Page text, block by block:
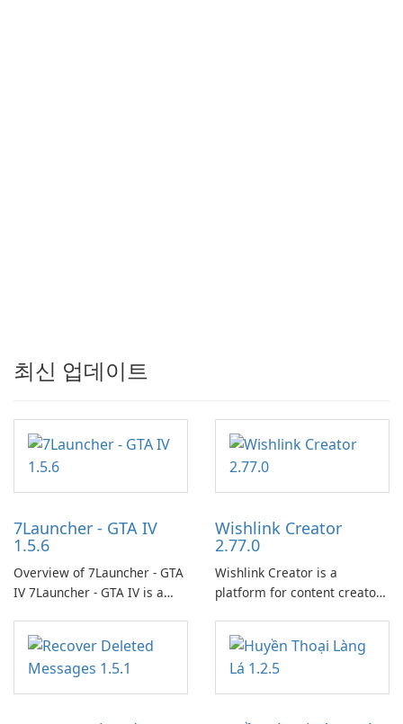
최신 업데이트
7Launcher - GTA IV
1.5.6
Overview of 7Launcher - GTA
IV 7Launcher - GTA IV is a
application designed to
optimize the gaming
experience for Grand Theft
Auto IV.
Wishlink Creator
2.77.0
Wishlink Creator is a
platform for content creators
work through built-in brand
partnerships and integrated
tools for content distribution
and audience engagement.